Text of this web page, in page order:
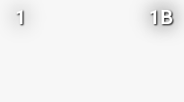
1 1B